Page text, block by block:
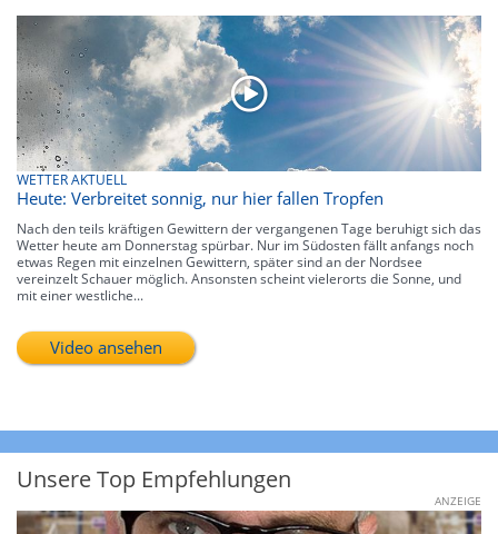
WETTER AKTUELL
Heute: Verbreitet sonnig, nur hier fallen Tropfen
Nach den teils kräftigen Gewittern der vergangenen Tage beruhigt sich das
Wetter heute am Donnerstag spürbar. Nur im Südosten fällt anfangs noch
etwas Regen mit einzelnen Gewittern, später sind an der Nordsee
vereinzelt Schauer möglich. Ansonsten scheint vielerorts die Sonne, und
mit einer westliche...
Video ansehen
Unsere Top Empfehlungen
ANZEIGE